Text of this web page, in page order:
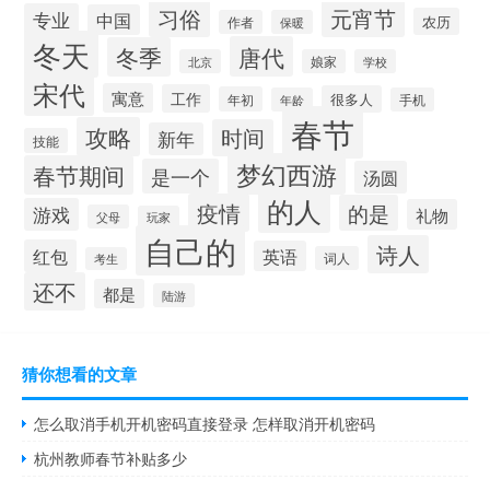
专业 中国 习俗 作者 保暖 元宵节 农历
冬天 冬季 北京 唐代 娘家 学校
宋代 寓意 工作 年初 年龄 很多人 手机
技能 攻略 新年 时间 春节
春节期间 是一个 梦幻西游
汤圆
游戏
父母 玩家 疫情 的人 的是 礼物
红包 考生 自己的 英语 词人
诗人
还不
都是 陆游
猜你想看的文章
怎么取消手机开机密码直接登录 怎样取消开机密码
杭州教师春节补贴多少